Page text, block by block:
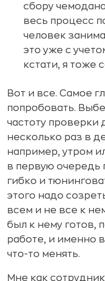
сбору
весь процесс
человек
это уже с
кстати, я тоже
Вот и все. Самое
попробовать.
частоту проверки
несколько раз в
например, утром
в первую очередь
гибко и
этого надо
всем и не все к
был к нему готов,
работе, и именно
что-то менять.
Мне как